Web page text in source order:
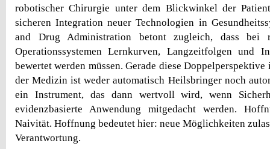
robotischer Chirurgie unter dem Blickwinkel der
sicheren Integration neuer Technologien in
and Drug Administration betont zugleich, dass bei
Operationssystemen Lernkurven, Langzeitfolgen und
bewertet werden müssen. Gerade diese
der Medizin ist weder automatisch Heilsbringer noch
ein Instrument, das dann wertvoll wird, wenn
evidenzbasierte Anwendung mitgedacht werden.
Naivität. Hoffnung bedeutet hier: neue Möglichkeiten
Verantwortung.